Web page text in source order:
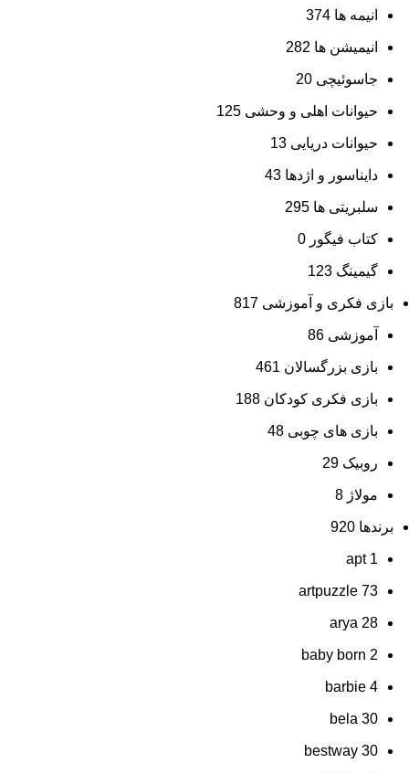
انیمه ها 374
انیمیشن ها 282
جاسوئیچی 20
حیوانات اهلی و وحشی 125
حیوانات دریایی 13
دایناسور و اژدها 43
سلبریتی ها 295
کتاب فیگور 0
گیمینگ 123
بازی فکری و آموزشی 817
آموزشی 86
بازی بزرگسالان 461
بازی فکری کودکان 188
بازی های چوبی 48
روبیک 29
مولاژ 8
برندها 920
apt 1
artpuzzle 73
arya 28
baby born 2
barbie 4
bela 30
bestway 30